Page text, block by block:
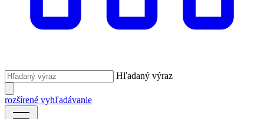
Hľadaný výraz
rozšírené vyhľadávanie